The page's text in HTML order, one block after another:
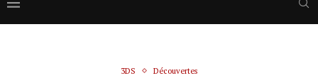
3DS Découvertes